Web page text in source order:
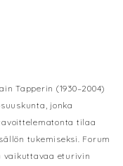
Tapperin (1930–2004)
jonka
tilaa
tukemiseksi. Forum
vaikuttavaa eturivin